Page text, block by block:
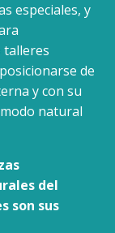
especiales, y
talleres
de
y con su
natural
del
son sus